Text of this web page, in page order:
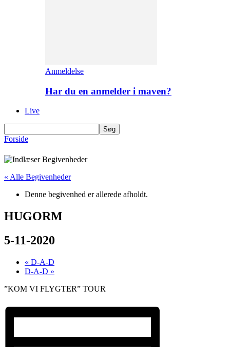
Anmeldelse
Har du en anmelder i maven?
Live
Forside
« Alle Begivenheder
Denne begivenhed er allerede afholdt.
HUGORM
5-11-2020
« D-A-D
D-A-D »
”KOM VI FLYGTER” TOUR